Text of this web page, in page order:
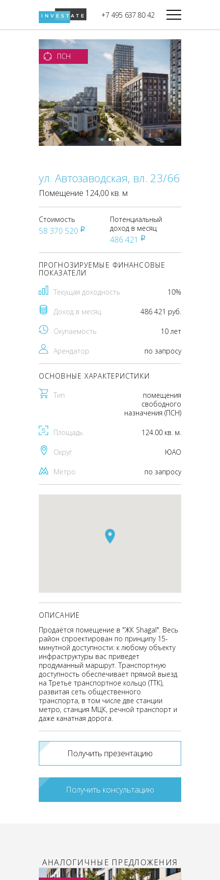
+7 495 637 80 42
Дикси
Мираторг
Магнолия
В башне
Башня Федерация-II
Башня Федерация-I
Восток
Город Столиц,
Северный блок
Город Столиц,
Южный блок
ПСН
ул. Автозаводская, вл. 23/66
Помещение 124,00 кв. м
Стоимость
58 370 520 pуб
Потенциальный
доход в месяц
486 421 pуб
ПРОГНОЗИРУЕМЫЕ ФИНАНСОВЫЕ
ПОКАЗАТЕЛИ
Текущая доходность 10%
Доход в месяц 486 421 руб.
Окупаемость 10 лет
Арендатор по запросу
ОСНОВНЫЕ ХАРАКТЕРИСТИКИ
Тип
помещения
свободного
назначения (ПСН)
Площадь 124.00 кв. м.
Округ ЮАО
Метро по запросу
ОПИСАНИЕ
Продаётся помещение в "ЖК Shagal". Весь
район спроектирован по принципу 15-
минутной доступности: к любому объекту
инфраструктуры вас приведет
продуманный маршрут. Транспортную
доступность обеспечивает прямой выезд
на Третье транспортное кольцо (ТТК),
развитая сеть общественного
транспорта, в том числе две станции
метро, станция МЦК, речной транспорт и
даже канатная дорога.
Получить презентацию
Получить консультацию
АНАЛОГИЧНЫЕ ПРЕДЛОЖЕНИЯ